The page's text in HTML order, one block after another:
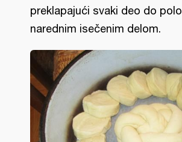
preklapajući svaki deo do
narednim isečenim delom.